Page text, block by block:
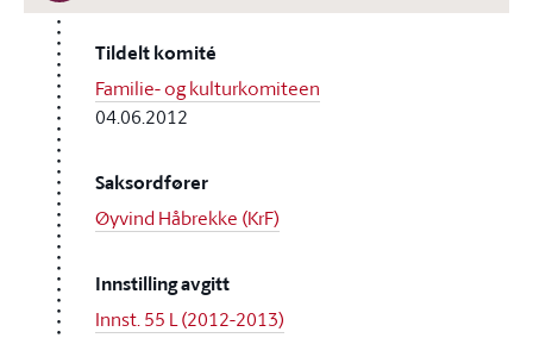
Tildelt komité
Familie- og kulturkomiteen
04.06.2012
Saksordfører
Øyvind Håbrekke (KrF)
Innstilling avgitt
Innst. 55 L (2012-2013)